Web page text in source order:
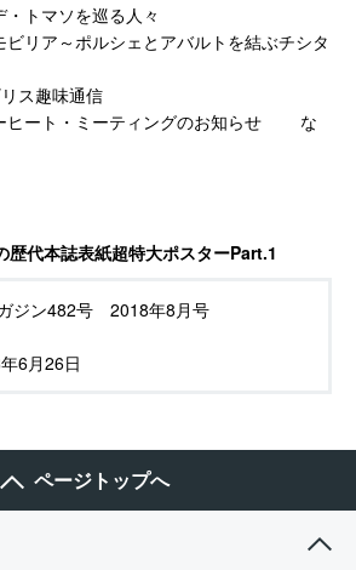
・トマソを巡る人々
ビリア～ポルシェとアバルトを結ぶチシタ
ス趣味通信
ヒート・ミーティングのお知らせ な
歴代本誌表紙超特大ポスターPart.1
ジン482号 2018年8月号
6月26日
ページトップへ